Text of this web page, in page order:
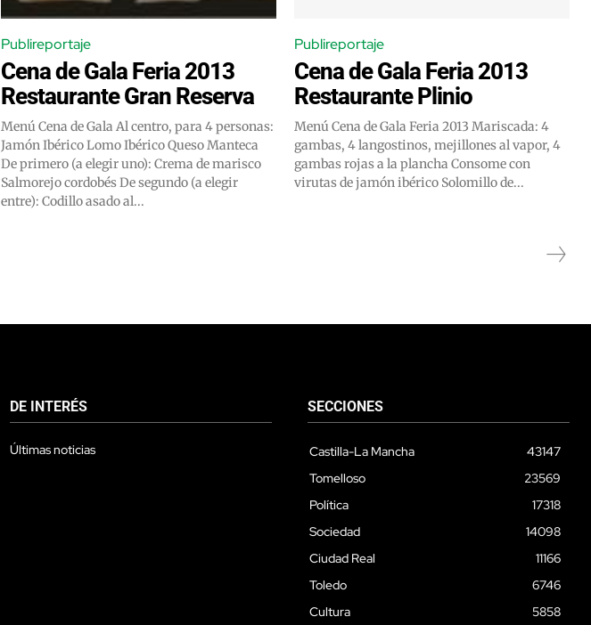
Publireportaje
Cena de Gala Feria 2013
Restaurante Gran Reserva
Menú Cena de Gala Al centro, para 4 personas:
Jamón Ibérico Lomo Ibérico Queso Manteca
De primero (a elegir uno): Crema de marisco
Salmorejo cordobés De segundo (a elegir
entre): Codillo asado al...
Publireportaje
Cena de Gala Feria 2013
Restaurante Plinio
Menú Cena de Gala Feria 2013 Mariscada: 4
gambas, 4 langostinos, mejillones al vapor, 4
gambas rojas a la plancha Consome con
virutas de jamón ibérico Solomillo de...
DE INTERÉS
Últimas noticias
SECCIONES
Castilla-La Mancha
43147
Tomelloso
23569
Política
17318
Sociedad
14098
Ciudad Real
11166
Toledo
6746
Cultura
5858